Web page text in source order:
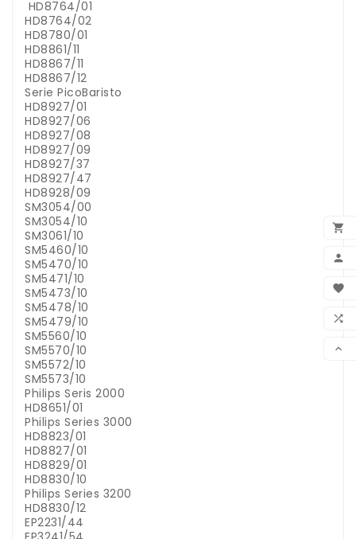





HD8764/01
HD8764/02
HD8780/01
HD8861/11
HD8867/11
HD8867/12
Serie PicoBaristo
HD8927/01
HD8927/06
HD8927/08
HD8927/09
HD8927/37
HD8927/47
HD8928/09
SM3054/00
SM3054/10
SM3061/10
SM5460/10
SM5470/10
SM5471/10
SM5473/10
SM5478/10
SM5479/10
SM5560/10
SM5570/10
SM5572/10
SM5573/10
Philips Seris 2000
HD8651/01
Philips Series 3000
HD8823/01
HD8827/01
HD8829/01
HD8830/10
Philips Series 3200
HD8830/12
EP2231/44